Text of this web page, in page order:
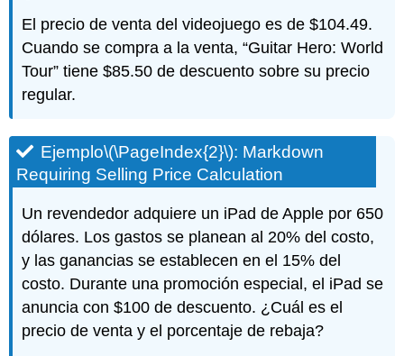
El precio de venta del videojuego es de $104.49.
Cuando se compra a la venta, “Guitar Hero: World
Tour” tiene $85.50 de descuento sobre su precio
regular.
Ejemplo\(\PageIndex{2}\): Markdown
Requiring Selling Price Calculation
Un revendedor adquiere un iPad de Apple por 650
dólares. Los gastos se planean al 20% del costo,
y las ganancias se establecen en el 15% del
costo. Durante una promoción especial, el iPad se
anuncia con $100 de descuento. ¿Cuál es el
precio de venta y el porcentaje de rebaja?